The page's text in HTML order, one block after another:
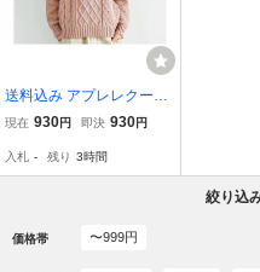
送料込み アプレレクール
あわいろニット 定価2490
ズ100 ケーブルニット セ
現在 930円 即決 930円
入札 - 残り 3時間
絞り込
価格帯 〜999円